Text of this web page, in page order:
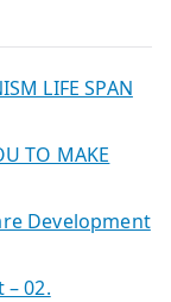
LIFE SPAN
TO MAKE
Development
– 02.